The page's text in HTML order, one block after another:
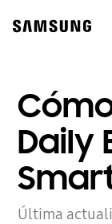
content
Daily
Última